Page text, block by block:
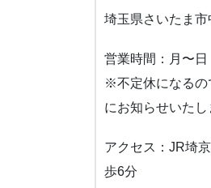
埼玉県さいたま
営業時間：月〜
※不定休になるの
にお知らせいたし
アクセス：JR埼
歩6分